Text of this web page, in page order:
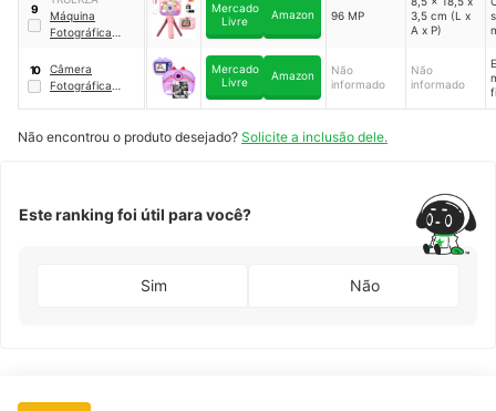
9
Máquina
Fotográfica
Mercado
Livre
Amazon 96 MP
3,5 cm (L x
A x P)
10
Câmera
Fotográfica
Mercado
Livre
Amazon
Não
informado
Não
informado
Não encontrou o produto desejado? Solicite a inclusão dele.
Este ranking foi útil para você?
Sim Não